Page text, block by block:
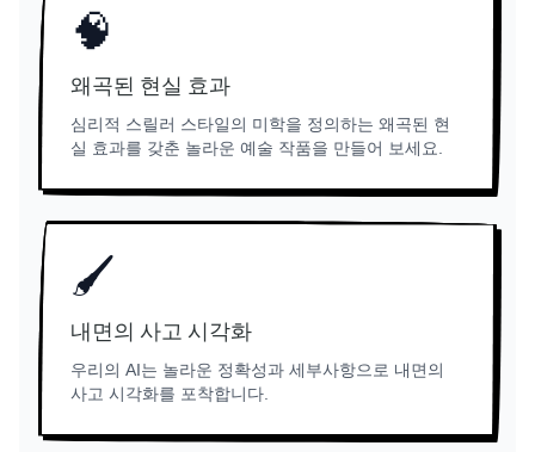
🧠
왜곡된 현실 효과
심리적 스릴러 스타일의 미학을 정의하는 왜곡된 현
실 효과를 갖춘 놀라운 예술 작품을 만들어 보세요.
🖌️
내면의 사고 시각화
우리의 AI는 놀라운 정확성과 세부사항으로 내면의
사고 시각화를 포착합니다.